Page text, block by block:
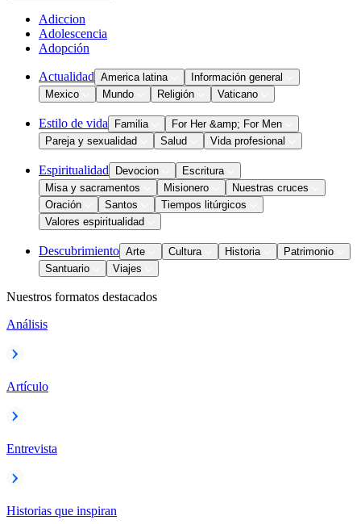
Adiccion
Adolescencia
Adopción
Actualidad America latina
Información general
Mexico
Mundo Religión Vaticano
Estilo de vida Familia
For Her &amp; For Men
Pareja y sexualidad
Salud Vida profesional
Espiritualidad Devocion
Escritura
Misa y sacramentos
Misionero
Nuestras cruces
Oración
Santos
Tiempos litúrgicos
Valores espiritualidad
Descubrimiento Arte Cultura Historia
Patrimonio
Santuario
Viajes
Nuestros formatos destacados
Análisis
Artículo
Entrevista
Historias que inspiran